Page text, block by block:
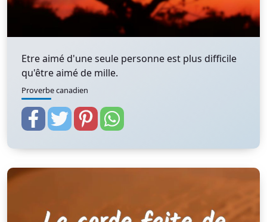
Etre aimé d'une seule personne est plus difficile
qu'être aimé de mille.
Proverbe canadien